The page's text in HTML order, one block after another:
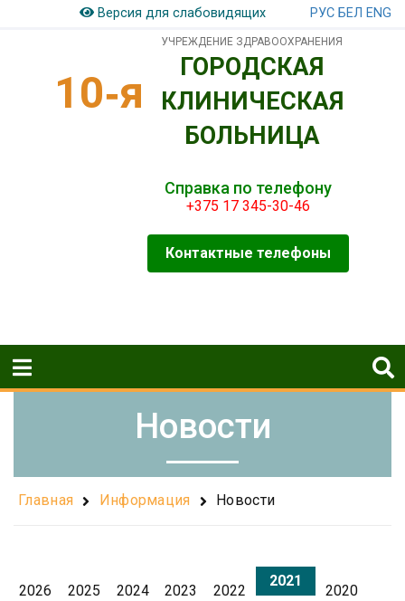
Версия для слабовидящих РУС БЕЛ ENG
10‑я
УЧРЕЖДЕНИЕ ЗДРАВООХРАНЕНИЯ
ГОРОДСКАЯ
КЛИНИЧЕСКАЯ
БОЛЬНИЦА
Справка по телефону
+375 17 345-30-46
Контактные телефоны
Новости
Главная Информация Новости
2026 2025 2024 2023 2022
2021
2020